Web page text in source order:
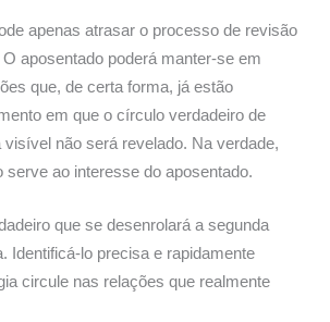
apenas atrasar o processo de revisão
aposentado poderá manter-se em
que, de certa forma, já estão
em que o círculo verdadeiro de
visível não será revelado. Na verdade,
serve ao interesse do aposentado.
que se desenrolará a segunda
Identificá-lo precisa e rapidamente
circule nas relações que realmente